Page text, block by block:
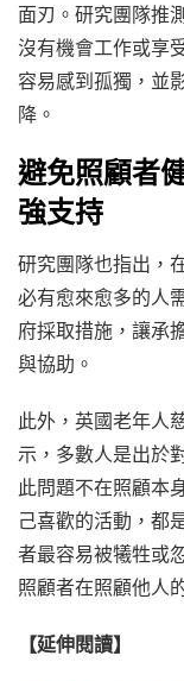
面刃。研究團隊推
沒有機會工作或享
容易感到孤獨，並
降。
避免照顧者
強支持
研究團隊也指出，
必有愈來愈多的人
府採取措施，讓承
與協助。
此外，英國老年人
示，多數人是出於
此問題不在照顧本
己喜歡的活動，都
者最容易被犧牲或
照顧者在照顧他人
【延伸閱讀】